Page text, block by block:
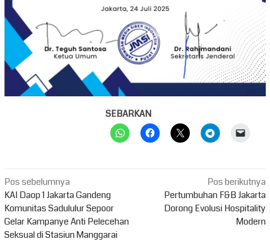
SEBARKAN
Navigasi
pos
Pos sebelumnya
KAI Daop 1 Jakarta Gandeng
Komunitas Sadululur Sepoor
Gelar Kampanye Anti Pelecehan
Seksual di Stasiun Manggarai
Pos berikutnya
Pertumbuhan F&B Jakarta
Dorong Evolusi Hospitality
Modern